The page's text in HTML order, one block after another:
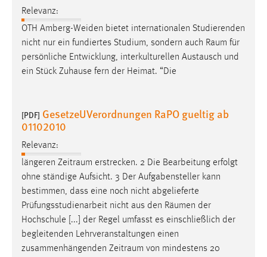
Relevanz:
OTH Amberg-Weiden bietet internationalen Studierenden
nicht nur ein fundiertes Studium, sondern auch Raum für
persönliche Entwicklung, interkulturellen Austausch und
ein Stück Zuhause fern der Heimat. “Die
[PDF] GesetzeUVerordnungen RaPO gueltig ab
01102010
Relevanz:
längeren Zeitraum erstrecken. 2 Die Bearbeitung erfolgt
ohne ständige Aufsicht. 3 Der Aufgabensteller kann
bestimmen, dass eine noch nicht abgelieferte
Prüfungsstudienarbeit nicht aus den Räumen der
Hochschule [...] der Regel umfasst es einschließlich der
begleitenden Lehrveranstaltungen einen
zusammenhängenden Zeitraum von mindestens 20